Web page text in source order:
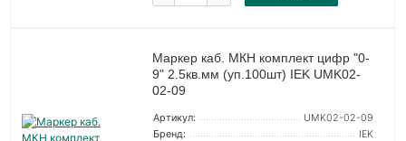
Маркер каб. МКН комплект цифр "0-
9" 2.5кв.мм (уп.100шт) IEK UMK02-
02-09
Артикул:
UMK02-02-09
Бренд:
IEK